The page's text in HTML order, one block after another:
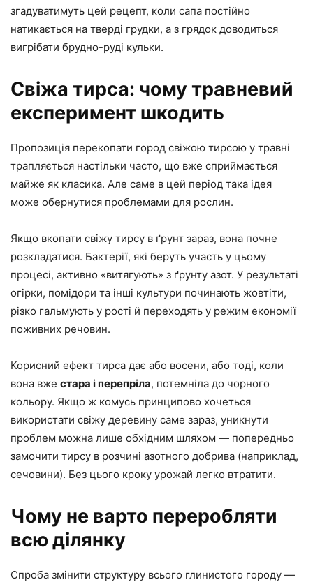
згадуватимуть цей рецепт, коли сапа постійно
натикається на тверді грудки, а з грядок доводиться
вигрібати брудно-руді кульки.
Свіжа тирса: чому травневий
експеримент шкодить
Пропозиція перекопати город свіжою тирсою у травні
трапляється настільки часто, що вже сприймається
майже як класика. Але саме в цей період така ідея
може обернутися проблемами для рослин.
Якщо вкопати свіжу тирсу в ґрунт зараз, вона почне
розкладатися. Бактерії, які беруть участь у цьому
процесі, активно «витягують» з ґрунту азот. У результаті
огірки, помідори та інші культури починають жовтіти,
різко гальмують у рості й переходять у режим економії
поживних речовин.
Корисний ефект тирса дає або восени, або тоді, коли
вона вже стара і перепріла, потемніла до чорного
кольору. Якщо ж комусь принципово хочеться
використати свіжу деревину саме зараз, уникнути
проблем можна лише обхідним шляхом — попередньо
замочити тирсу в розчині азотного добрива (наприклад,
сечовини). Без цього кроку урожай легко втратити.
Чому не варто переробляти
всю ділянку
Спроба змінити структуру всього глинистого городу —